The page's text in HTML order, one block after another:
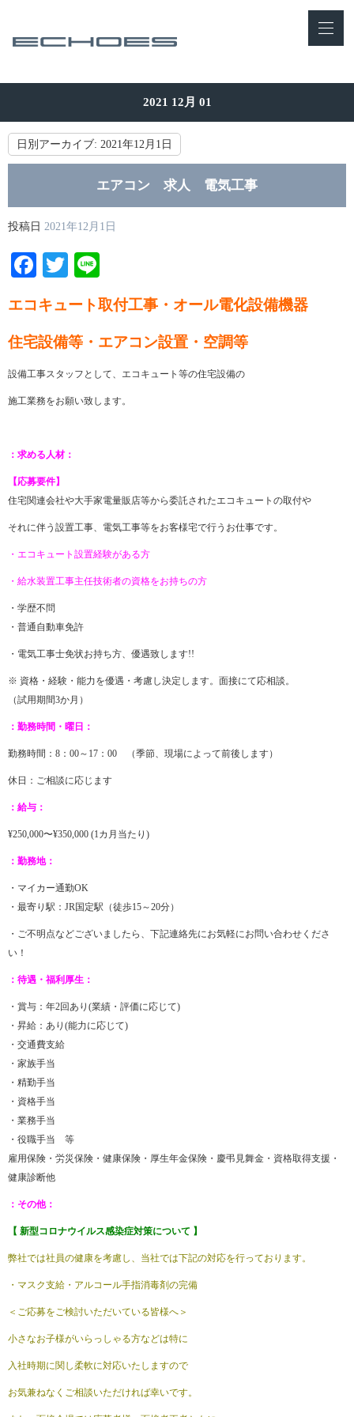
2021 12月 01
日別アーカイブ: 2021年12月1日
エアコン 求人 電気工事
投稿日 2021年12月1日
Facebook
Twitter
エコキュート取付工事・オール電化設備機器
住宅設備等・エアコン設置・空調等
設備工事スタッフとして、エコキュート等の住宅設備の
施工業務をお願い致します。
：求める人材：
【応募要件】
住宅関連会社や大手家電量販店等から委託されたエコキュートの取付や
それに伴う設置工事、電気工事等をお客様宅で行うお仕事です。
・エコキュート設置経験がある方
・給水装置工事主任技術者の資格をお持ちの方
・学歴不問
・普通自動車免許
・電気工事士免状お持ち方、優遇致します!!
※ 資格・経験・能力を優遇・考慮し決定します。面接にて応相談。
（試用期間3か月）
：勤務時間・曜日：
勤務時間：8：00～17：00 （季節、現場によって前後します）
休日：ご相談に応じます
：給与：
¥250,000〜¥350,000 (1カ月当たり)
：勤務地：
・マイカー通勤OK
・最寄り駅：JR国定駅（徒歩15～20分）
・ご不明点などございましたら、下記連絡先にお気軽にお問い合わせくださ
い！
：待遇・福利厚生：
・賞与：年2回あり(業績・評価に応じて)
・昇給：あり(能力に応じて)
・交通費支給
・家族手当
・精勤手当
・資格手当
・業務手当
・役職手当 等
雇用保険・労災保険・健康保険・厚生年金保険・慶弔見舞金・資格取得支援・
健康診断他
：その他：
【 新型コロナウイルス感染症対策について 】
弊社では社員の健康を考慮し、当社では下記の対応を行っております。
・マスク支給・アルコール手指消毒剤の完備
＜ご応募をご検討いただいている皆様へ＞
小さなお子様がいらっしゃる方などは特に
入社時期に関し柔軟に対応いたしますので
お気兼ねなくご相談いただければ幸いです。